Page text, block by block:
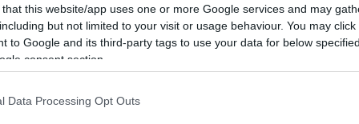
that this website/app uses one or more Google services and may
but not limited to your visit or usage behaviour. You may
to Google and its third-party tags to use your data for below
consent section.
Data Processing Opt Outs
sarà potenziata la
Capitale.